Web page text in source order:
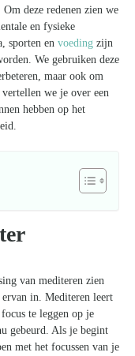
deze redenen zien we
en fysieke
sporten en voeding zijn
We gebruiken deze
maar ook om
we je over een
hebben op het
van mediteren zien
ervan in. Mediteren leert
te leggen op je
gebeurd. Als je begint
met het focussen van je